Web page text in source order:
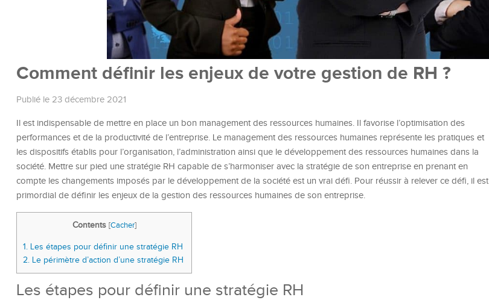
Comment définir les enjeux de votre gestion de RH ?
Publié le 23 décembre 2021
Il est indispensable de mettre en place un bon management des ressources humaines. Il favorise l’optimisation des
performances et de la productivité de l’entreprise. Le management des ressources humaines représente les pratiques et
les dispositifs établis pour l’organisation, l’administration ainsi que le développement des ressources humaines dans la
société. Mettre sur pied une stratégie RH capable de s’harmoniser avec la stratégie de son entreprise en prenant en
compte les changements imposés par le développement de la société est un vrai défi. Pour réussir à relever ce défi, il est
primordial de définir les enjeux de la gestion des ressources humaines de son entreprise.
Contents [Cacher]
1. Les étapes pour définir une stratégie RH
2. Le périmètre d’action d’une stratégie RH
Les étapes pour définir une stratégie RH